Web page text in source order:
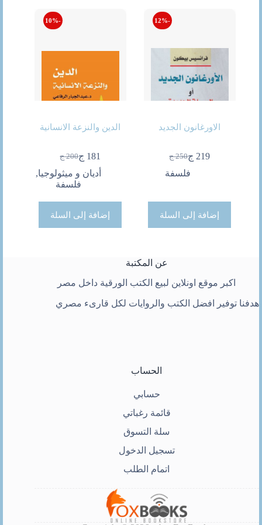
-12%
الاورغانون الجديد
250 ج
السعر
الأصلي
219 جالسعر
الحالي
فلسفة
إضافة إلى السلة
-10%
الدين والنزعة الانسانية
200 ج
السعر
الأصلي
هو:
181 جالسعر
الحالي
هو:
أديان و ميثولوجيا,
فلسفة
إضافة إلى السلة
عن المكتبة
اكبر موقع اونلاين لبيع الكتب الورقية داخل مصر
هدفنا توفير افضل الكتب والروايات لكل قارىء مصري
الحساب
حسابي
قائمة رغباتي
سلة التسوق
تسجيل الدخول
اتمام الطلب